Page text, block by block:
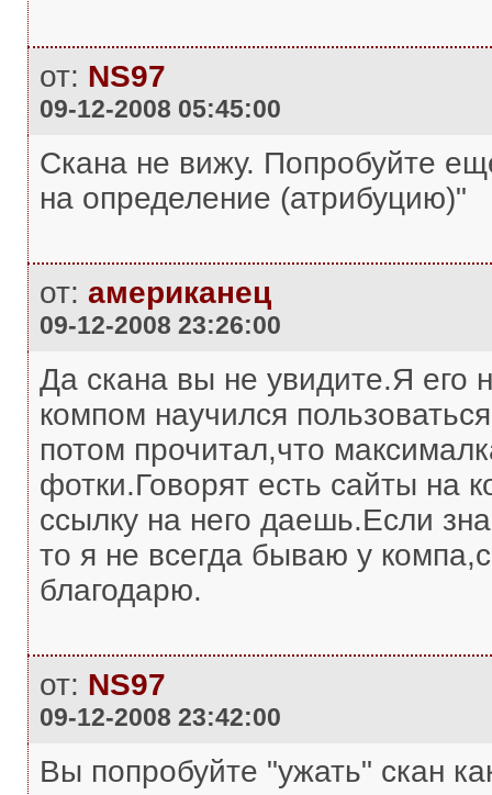
от: NS97
09-12-2008 05:45:00
Скана не вижу. Попробуйте
на определение (атрибуцию)"
от: американец
09-12-2008 23:26:00
Да скана вы не увидите.Я его
компом научился
потом прочитал,что
фотки.Говорят есть сайты на
ссылку на него даешь.Если
то я не всегда бываю у
благодарю.
от: NS97
09-12-2008 23:42:00
Вы попробуйте "ужать" скан